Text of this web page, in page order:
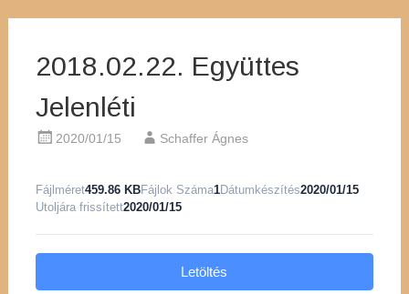
2018.02.22. Együttes
Jelenléti
2020/01/15 Schaffer Ágnes
Fájlméret459.86 KBFájlok Száma1Dátumkészítés2020/01/15
Utoljára frissített2020/01/15
Letöltés